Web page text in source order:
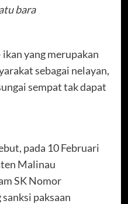
bara
yang merupakan
sebagai nelayan,
sempat tak dapat
pada 10 Februari
Malinau
SK Nomor
paksaan